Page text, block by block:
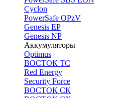
Cyclon
PowerSafe OPzV
Genesis EP
Genesis NP
Аккумуляторы
Optimus
ВОСТОК ТС
Red Energy
Security Force
ВОСТОК СК